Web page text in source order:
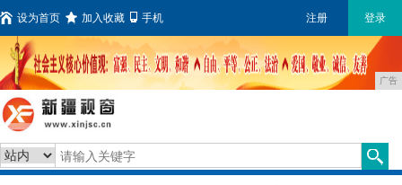
设为首页 加入收藏 手机 注册 登录
广告